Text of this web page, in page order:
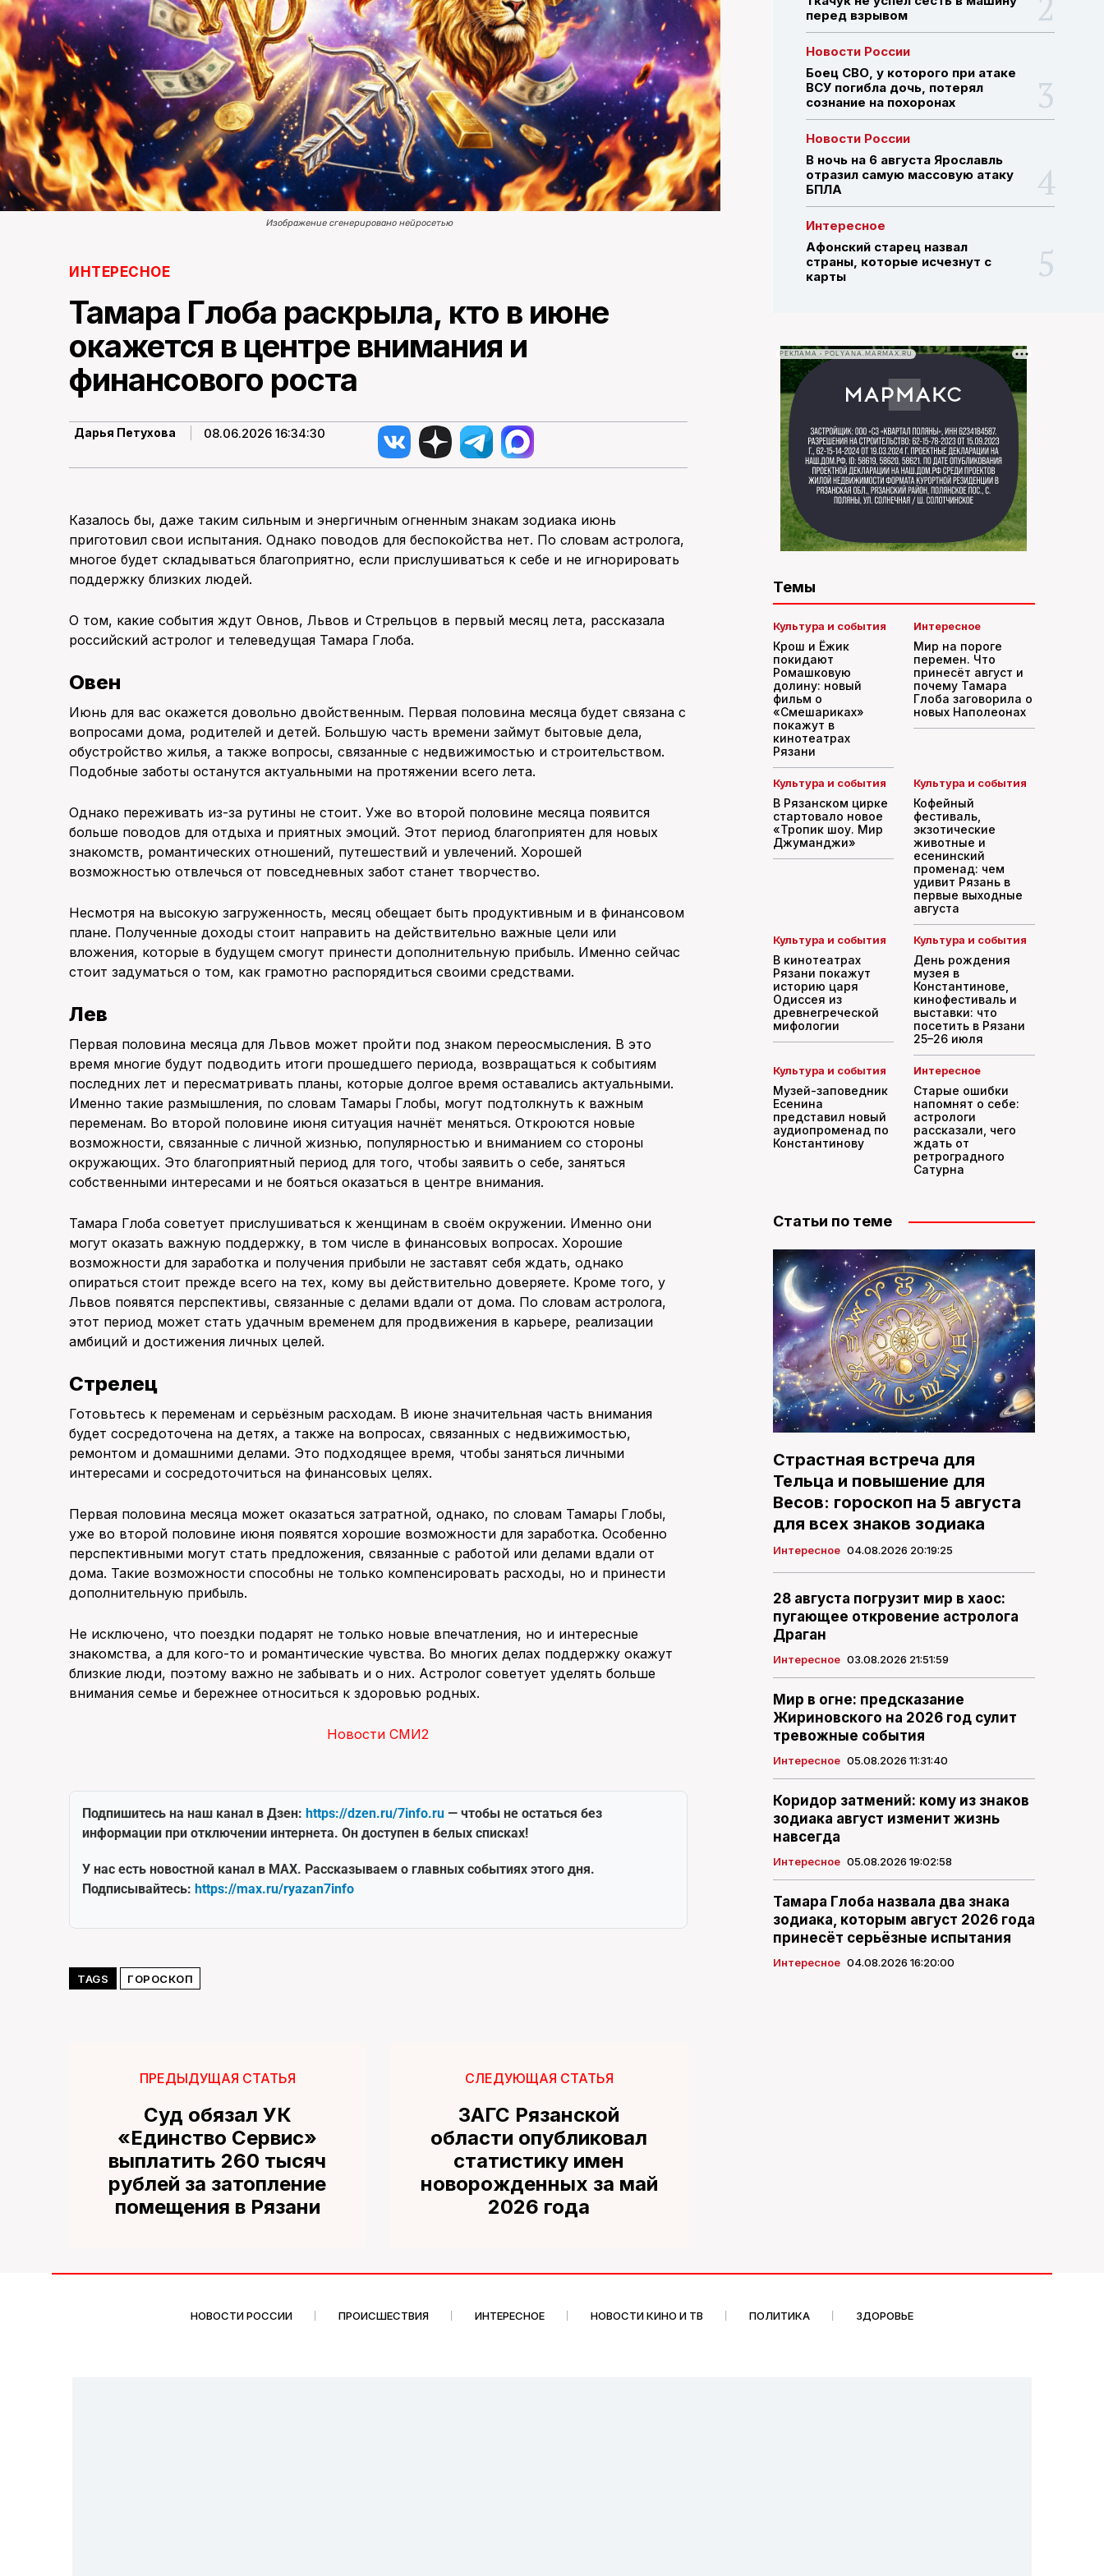
ПОИСК ПО САЙТУ
Изображение сгенерировано нейросетью
ИНТЕРЕСНОЕ
Тамара Глоба раскрыла, кто в июне
окажется в центре внимания и
финансового роста
Дарья Петухова 08.06.2026 16:34:30
Казалось бы, даже таким сильным и энергичным огненным знакам зодиака июнь
приготовил свои испытания. Однако поводов для беспокойства нет. По словам астролога,
многое будет складываться благоприятно, если прислушиваться к себе и не игнорировать
поддержку близких людей.
О том, какие события ждут Овнов, Львов и Стрельцов в первый месяц лета, рассказала
российский астролог и телеведущая Тамара Глоба.
Овен
Июнь для вас окажется довольно двойственным. Первая половина месяца будет связана с
вопросами дома, родителей и детей. Большую часть времени займут бытовые дела,
обустройство жилья, а также вопросы, связанные с недвижимостью и строительством.
Подобные заботы останутся актуальными на протяжении всего лета.
Однако переживать из-за рутины не стоит. Уже во второй половине месяца появится
больше поводов для отдыха и приятных эмоций. Этот период благоприятен для новых
знакомств, романтических отношений, путешествий и увлечений. Хорошей
возможностью отвлечься от повседневных забот станет творчество.
Несмотря на высокую загруженность, месяц обещает быть продуктивным и в финансовом
плане. Полученные доходы стоит направить на действительно важные цели или
вложения, которые в будущем смогут принести дополнительную прибыль. Именно сейчас
стоит задуматься о том, как грамотно распорядиться своими средствами.
Лев
Первая половина месяца для Львов может пройти под знаком переосмысления. В это
время многие будут подводить итоги прошедшего периода, возвращаться к событиям
последних лет и пересматривать планы, которые долгое время оставались актуальными.
Именно такие размышления, по словам Тамары Глобы, могут подтолкнуть к важным
переменам. Во второй половине июня ситуация начнёт меняться. Откроются новые
возможности, связанные с личной жизнью, популярностью и вниманием со стороны
окружающих. Это благоприятный период для того, чтобы заявить о себе, заняться
собственными интересами и не бояться оказаться в центре внимания.
Тамара Глоба советует прислушиваться к женщинам в своём окружении. Именно они
могут оказать важную поддержку, в том числе в финансовых вопросах. Хорошие
возможности для заработка и получения прибыли не заставят себя ждать, однако
опираться стоит прежде всего на тех, кому вы действительно доверяете. Кроме того, у
Львов появятся перспективы, связанные с делами вдали от дома. По словам астролога,
этот период может стать удачным временем для продвижения в карьере, реализации
амбиций и достижения личных целей.
Стрелец
Готовьтесь к переменам и серьёзным расходам. В июне значительная часть внимания
будет сосредоточена на детях, а также на вопросах, связанных с недвижимостью,
ремонтом и домашними делами. Это подходящее время, чтобы заняться личными
интересами и сосредоточиться на финансовых целях.
Первая половина месяца может оказаться затратной, однако, по словам Тамары Глобы,
уже во второй половине июня появятся хорошие возможности для заработка. Особенно
перспективными могут стать предложения, связанные с работой или делами вдали от
дома. Такие возможности способны не только компенсировать расходы, но и принести
дополнительную прибыль.
Не исключено, что поездки подарят не только новые впечатления, но и интересные
знакомства, а для кого-то и романтические чувства. Во многих делах поддержку окажут
близкие люди, поэтому важно не забывать и о них. Астролог советует уделять больше
внимания семье и бережнее относиться к здоровью родных.
Новости СМИ2
Подпишитесь на наш канал в Дзен: https://dzen.ru/7info.ru — чтобы не остаться без
информации при отключении интернета. Он доступен в белых списках!
У нас есть новостной канал в MAX. Рассказываем о главных событиях этого дня.
Подписывайтесь: https://max.ru/ryazan7info
TAGS ГОРОСКОП
ПРЕДЫДУЩАЯ СТАТЬЯ
Суд обязал УК
«Единство Сервис»
выплатить 260 тысяч
рублей за затопление
помещения в Рязани
СЛЕДУЮЩАЯ СТАТЬЯ
ЗАГС Рязанской
области опубликовал
статистику имен
новорожденных за май
2026 года
перед взрывом
Новости России
Боец СВО, у которого при атаке
ВСУ погибла дочь, потерял
сознание на похоронах
Новости России
В ночь на 6 августа Ярославль
отразил самую массовую атаку
БПЛА
Интересное
Афонский старец назвал
страны, которые исчезнут с
карты
РЕКЛАМА • POLYANA.MARMAX.RU
Темы
Культура и события
Крош и Ёжик
покидают
Ромашковую
долину: новый
фильм о
«Смешариках»
покажут в
кинотеатрах
Рязани
Интересное
Мир на пороге
перемен. Что
принесёт август и
почему Тамара
Глоба заговорила о
новых Наполеонах
Культура и события
В Рязанском цирке
стартовало новое
«Тропик шоу. Мир
Джуманджи»
Культура и события
Кофейный
фестиваль,
экзотические
животные и
есенинский
променад: чем
удивит Рязань в
первые выходные
августа
Культура и события
В кинотеатрах
Рязани покажут
историю царя
Одиссея из
древнегреческой
мифологии
Культура и события
День рождения
музея в
Константинове,
кинофестиваль и
выставки: что
посетить в Рязани
25–26 июля
Культура и события
Музей-заповедник
Есенина
представил новый
аудиопроменад по
Константинову
Интересное
Старые ошибки
напомнят о себе:
астрологи
рассказали, чего
ждать от
ретроградного
Сатурна
Статьи по теме
Страстная встреча для
Тельца и повышение для
Весов: гороскоп на 5 августа
для всех знаков зодиака
Интересное 04.08.2026 20:19:25
28 августа погрузит мир в хаос:
пугающее откровение астролога
Драган
Интересное 03.08.2026 21:51:59
Мир в огне: предсказание
Жириновского на 2026 год сулит
тревожные события
Интересное 05.08.2026 11:31:40
Коридор затмений: кому из знаков
зодиака август изменит жизнь
навсегда
Интересное 05.08.2026 19:02:58
Тамара Глоба назвала два знака
зодиака, которым август 2026 года
принесёт серьёзные испытания
Интересное 04.08.2026 16:20:00
НОВОСТИ РОССИИ ПРОИСШЕСТВИЯ ИНТЕРЕСНОЕ НОВОСТИ КИНО И ТВ ПОЛИТИКА ЗДОРОВЬЕ